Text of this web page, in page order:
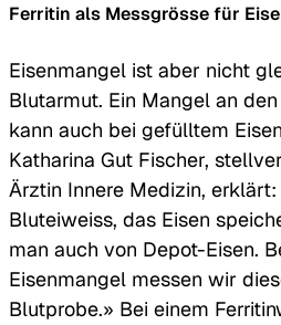
Ferritin als Messgrösse für
Eisenmangel ist aber nicht
Blutarmut. Ein Mangel an
kann auch bei gefülltem
Katharina Gut Fischer,
Ärztin Innere Medizin, erklärt:
Bluteiweiss, das Eisen
man auch von Depot-Eisen.
Eisenmangel messen wir
Blutprobe.» Bei einem